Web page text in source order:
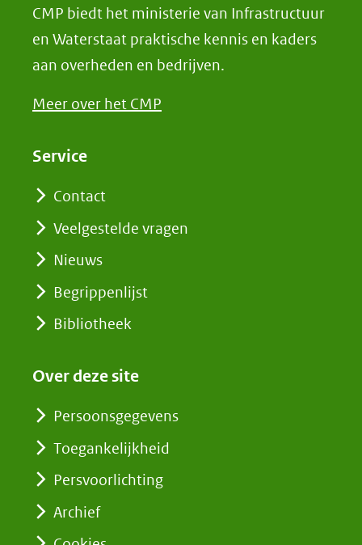
CMP biedt het ministerie van Infrastructuur
en Waterstaat praktische kennis en kaders
aan overheden en bedrijven.
Meer over het CMP
Service
Contact
Veelgestelde vragen
Nieuws
Begrippenlijst
Bibliotheek
Over deze site
Persoonsgegevens
Toegankelijkheid
Persvoorlichting
Archief